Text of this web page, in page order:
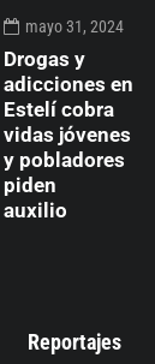
mayo 31, 2024
Drogas y
adicciones en
Estelí cobra
vidas jóvenes
y pobladores
piden
auxilio
Reportajes